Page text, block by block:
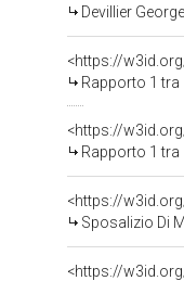
Devillier
<https://
Rapporto 1 tra
<https://
Rapporto 1
<https://
Sposalizio Di
<https://